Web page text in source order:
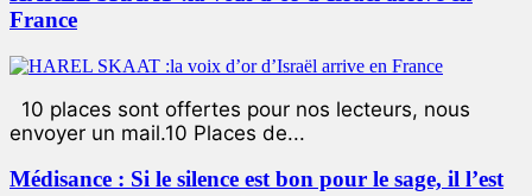
France
10 places sont offertes pour nos lecteurs, nous
envoyer un mail.10 Places de...
Médisance : Si le silence est bon pour le sage, il l’est